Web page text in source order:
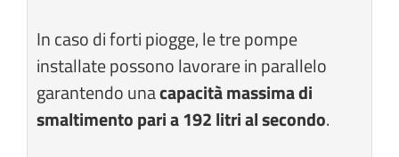
In caso di forti piogge, le tre pompe
installate possono lavorare in parallelo
garantendo unacapacità massima di
smaltimento pari a 192 litri al secondo.